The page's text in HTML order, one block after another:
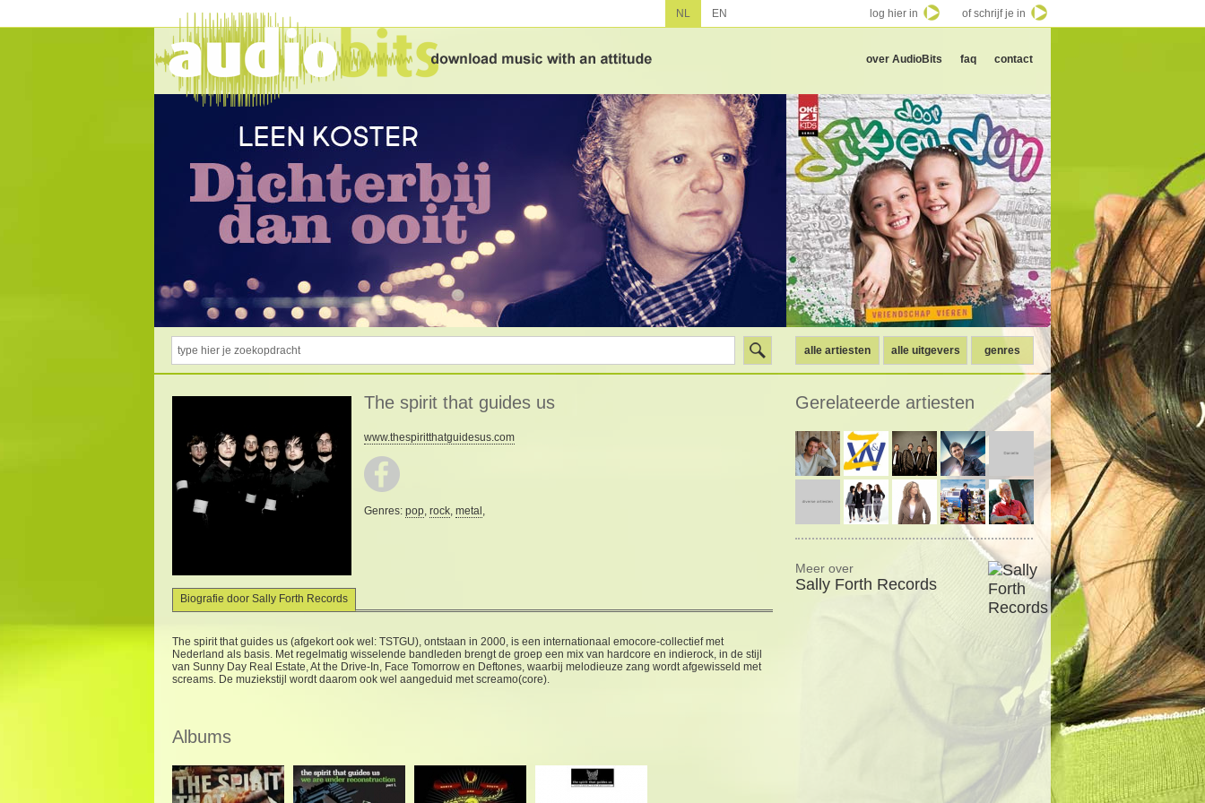
over AudioBits faq contact
alle artiesten alle uitgevers genres
The spirit that guides us
www.thespiritthatguidesus.com
Genres: pop, rock, metal ,
Biografie door Sally Forth Records
The spirit that guides us (afgekort ook wel: TSTGU), ontstaan in 2000, is een internationaal emocore-collectief met
Nederland als basis. Met regelmatig wisselende bandleden brengt de groep een mix van hardcore en indierock, in de stijl
van Sunny Day Real Estate, At the Drive-In, Face Tomorrow en Deftones, waarbij melodieuze zang wordt afgewisseld met
screams. De muziekstijl wordt daarom ook wel aangeduid met screamo(core).
Albums
Gerelateerde artiesten
Meer over
Sally Forth Records
NL EN log hier in of schrijf je in